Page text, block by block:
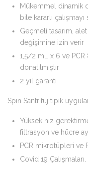
Mükemmel dinamik
bile kararlı çalışmayı
Geçmeli tasarım,
değişimine izin verir
1,5/2 mL x 6 ve
donatılmıştır
2 yıl garanti
Spin Santrifüj tipik
Yüksek hız
filtrasyon ve hücre
PCR mikrotüpleri ve
Covid 19 Çalışmaları.